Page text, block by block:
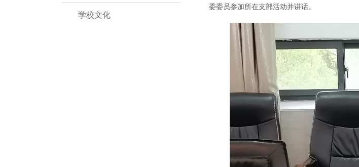
学校文化
委委员参加所在支部活动并讲话。